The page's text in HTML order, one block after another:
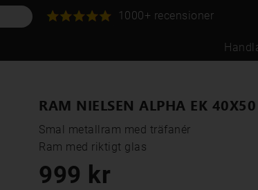
1000+ recensioner
RAM NIELSEN ALPHA EK 40X50
Smal metallram med träfanér
Ram med riktigt glas
999 kr